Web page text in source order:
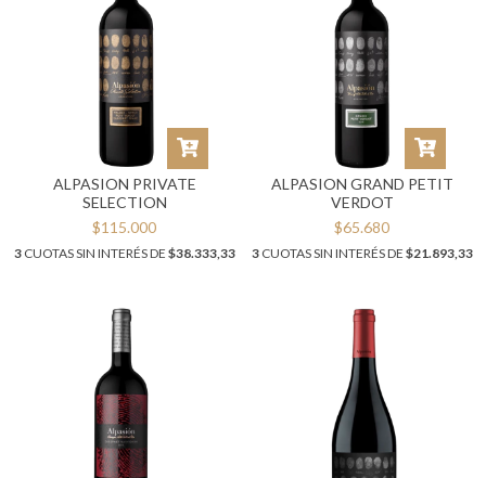
ALPASION PRIVATE
SELECTION
$115.000
3CUOTAS SIN INTERÉS DE $38.333,33
ALPASION GRAND PETIT
VERDOT
$65.680
3CUOTAS SIN INTERÉS DE $21.893,33